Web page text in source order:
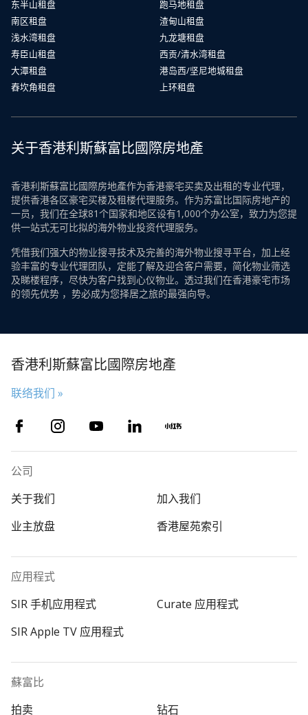
东半山租盘
南区租盘
浅水湾租盘
寿臣山租盘
大潭租盘
舂坎角租盘
跑马地租盘
渣甸山租盘
九龙塘租盘
西贡/清水湾租盘
港岛西/坚尼地城租盘
上环租盘
关于香港利斯蘇富比國際房地產
香港利斯蘇富比國際房地產作为香港豪宅买卖及出租的专业代理，
提供香港各区豪宅买楼及租楼代理服务。作为苏富比国际房地产的
一员，我们在全球81个国家和地区设有1,000个办公室，致力为您提
供一站式无可比拟的海外物业投资代理服务。
凭借我们强大的物业搜寻技术及完善的海外物业搜寻平台，加上经
验丰富的专业代理团队，定能了解及迎合客户需要，简化物业筛选
及睇楼程序，尽快为客户找到心仪物业。透过我们在香港豪宅市场
的领先优势 ，势必成为您择居之旅的最强向导。
香港利斯蘇富比國際房地產
联络我们 »
公司
关于我们
加入我们
业主放盘
香港屋苑索引
应用程式
SIR 手机应用程式
Curate 应用程式
SIR Apple TV 应用程式
蘇富比
拍卖
钻石